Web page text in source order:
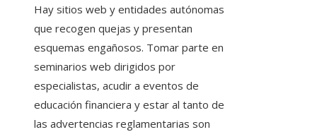
Hay sitios web y entidades autónomas
que recogen quejas y presentan
esquemas engañosos. Tomar parte en
seminarios web dirigidos por
especialistas, acudir a eventos de
educación financiera y estar al tanto de
las advertencias reglamentarias son